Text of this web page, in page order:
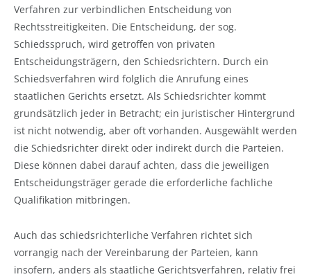
Verfahren zur verbindlichen Entscheidung von
Rechtsstreitigkeiten. Die Entscheidung, der sog.
Schiedsspruch, wird getroffen von privaten
Entscheidungsträgern, den Schiedsrichtern. Durch ein
Schiedsverfahren wird folglich die Anrufung eines
staatlichen Gerichts ersetzt. Als Schiedsrichter kommt
grundsätzlich jeder in Betracht; ein juristischer Hintergrund
ist nicht notwendig, aber oft vorhanden. Ausgewählt werden
die Schiedsrichter direkt oder indirekt durch die Parteien.
Diese können dabei darauf achten, dass die jeweiligen
Entscheidungsträger gerade die erforderliche fachliche
Qualifikation mitbringen.
Auch das schiedsrichterliche Verfahren richtet sich
vorrangig nach der Vereinbarung der Parteien, kann
insofern, anders als staatliche Gerichtsverfahren, relativ frei